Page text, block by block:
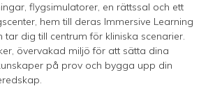
flygsimulatorer, en rättssal och ett
hem till deras Immersive Learning
tar dig till centrum för kliniska scenarier.
övervakad miljö för att sätta dina
på prov och bygga upp din